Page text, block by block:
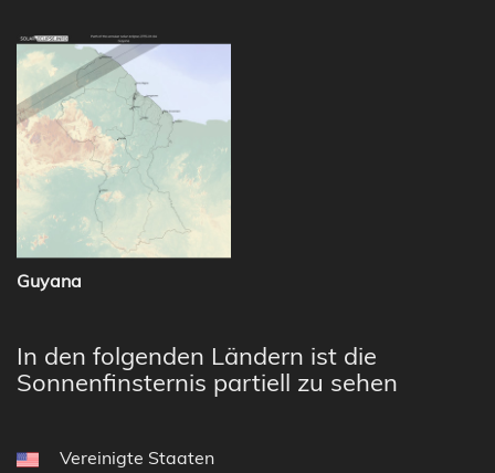
Guyana
In den folgenden Ländern ist die
Sonnenfinsternis partiell zu sehen
Vereinigte Staaten